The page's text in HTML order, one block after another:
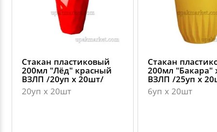
Стакан пластиковый
200мл "Лёд" красный
ВЗЛП /20уп х 20шт/
20уп х 20шт
Стакан
200мл
ВЗЛП /25уп х
6уп х 20шт